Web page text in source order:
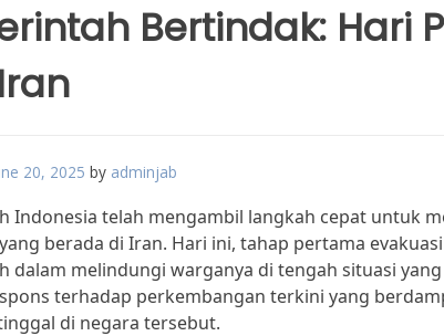
Bertindak: Hari
20, 2025 by adminjab
Indonesia telah mengambil langkah cepat untuk
berada di Iran. Hari ini, tahap pertama
dalam melindungi warganya di tengah situasi
terhadap perkembangan terkini yang
di negara tersebut.